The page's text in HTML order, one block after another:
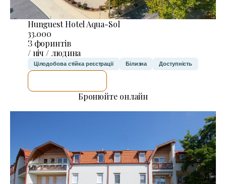
Hunguest Hotel Aqua-Sol
33.000
З форинтів
/ ніч / людина
Цілодобова стійка реєстрації Білизна Доступність
Бронюйте онлайн